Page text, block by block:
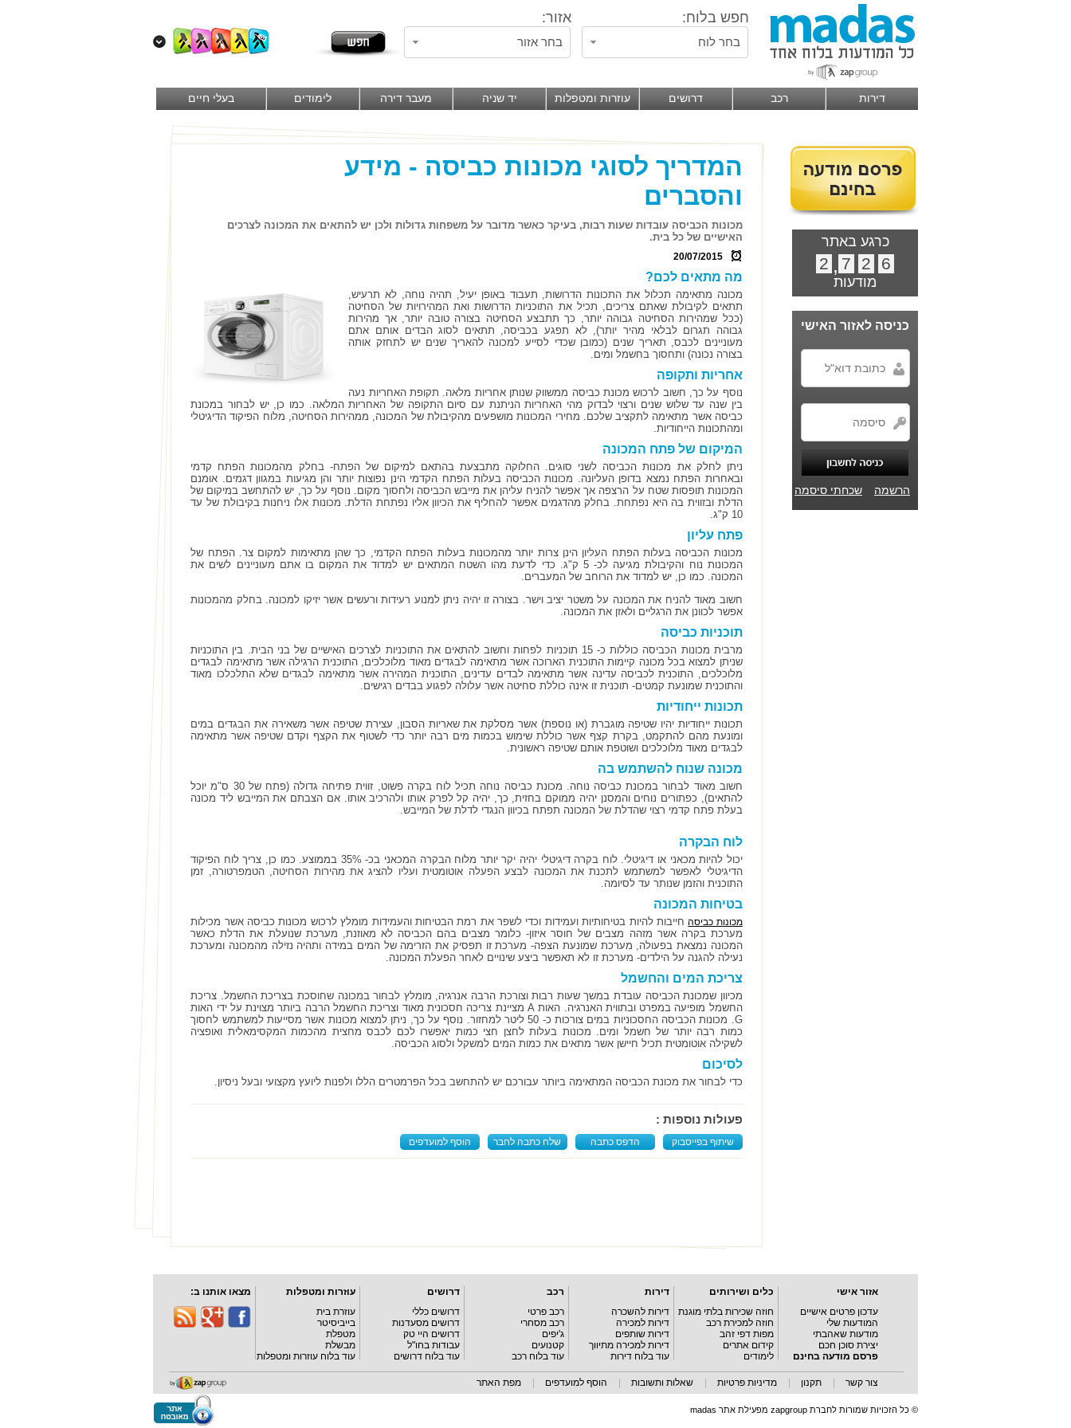
חפש בלוח: אזור:
בחר לוח בחר אזור
דירות רכב דרושים עוזרות ומטפלות יד שניה מעבר דירה לימודים בעלי חיים
כרגע באתר
6
2
7
,
2
מודעות
כניסה לאזור האישי
הרשמה שכחתי סיסמה
המדריך לסוגי מכונות כביסה - מידע
והסברים
מכונות הכביסה עובדות שעות רבות, בעיקר כאשר מדובר על משפחות גדולות ולכן יש להתאים את המכונה לצרכים
האישיים של כל בית.
20/07/2015
מה מתאים לכם?
מכונה מתאימה תכלול את התכונות הדרושות, תעבוד באופן יעיל, תהיה נוחה, לא תרעיש,
תתאים לקיבולת שאתם צריכים, תכיל את התוכניות הדרושות ואת המהירויות של הסחיטה
(ככל שמהירות הסחיטה גבוהה יותר, כך תתבצע הסחיטה בצורה טובה יותר, אך מהירות
גבוהה תגרום לבלאי מהיר יותר), לא תפגע בכביסה, תתאים לסוג הבדים אותם אתם
מעוניינים לכבס, תאריך שנים (כמובן שכדי לסייע למכונה להאריך שנים יש לתחזק אותה
בצורה נכונה) ותחסוך בחשמל ומים.
אחריות ותקופה
נוסף על כך, חשוב לרכוש מכונת כביסה ממשווק שנותן אחריות מלאה. תקופת האחריות נעה
בין שנה עד שלוש שנים ורצוי לבדוק מהי האחריות הניתנת עם סיום התקופה של האחריות המלאה. כמו כן, יש לבחור במכונת
כביסה אשר מתאימה לתקציב שלכם. מחירי המכונות מושפעים מהקיבולת של המכונה, ממהירות הסחיטה, מלוח הפיקוד הדיגיטלי
ומהתכונות הייחודיות.
המיקום של פתח המכונה
ניתן לחלק את מכונות הכביסה לשני סוגים. החלוקה מתבצעת בהתאם למיקום של הפתח- בחלק מהמכונות הפתח קדמי
ובאחרות הפתח נמצא בדופן העליונה. מכונות הכביסה בעלות הפתח הקדמי הינן נפוצות יותר והן מגיעות במגוון דגמים. אומנם
המכונות תופסות שטח על הרצפה אך אפשר להניח עליהן את מייבש הכביסה ולחסוך מקום. נוסף על כך, יש להתחשב במיקום של
הדלת ובזווית בה היא נפתחת. בחלק מהדגמים אפשר להחליף את הכיוון אליו נפתחת הדלת. מכונות אלו ניחנות בקיבולת של עד
10 ק"ג.
פתח עליון
מכונות הכביסה בעלות הפתח העליון הינן צרות יותר מהמכונות בעלות הפתח הקדמי, כך שהן מתאימות למקום צר. הפתח של
המכונות נוח והקיבולת מגיעה לכ- 5 ק"ג. כדי לדעת מהו השטח המתאים יש למדוד את המקום בו אתם מעוניינים לשים את
המכונה. כמו כן, יש למדוד את הרוחב של המעברים.
חשוב מאוד להניח את המכונה על משטר יציב וישר. בצורה זו יהיה ניתן למנוע רעידות ורעשים אשר יזיקו למכונה. בחלק מהמכונות
אפשר לכוונן את הרגליים ולאזן את המכונה.
תוכניות כביסה
מרבית מכונות הכביסה כוללות כ- 15 תוכניות לפחות וחשוב להתאים את התוכניות לצרכים האישיים של בני הבית. בין התוכניות
שניתן למצוא בכל מכונה קיימות התוכנית הארוכה אשר מתאימה לבגדים מאוד מלוכלכים, התוכנית הרגילה אשר מתאימה לבגדים
מלוכלכים, התוכנית לכביסה עדינה אשר מתאימה לבדים עדינים, התוכנית המהירה אשר מתאימה לבגדים שלא התלכלכו מאוד
והתוכנית שמונעת קמטים- תוכנית זו אינה כוללת סחיטה אשר עלולה לפגוע בבדים רגישים.
תכונות ייחודיות
תכונות ייחודיות יהיו שטיפה מוגברת (או נוספת) אשר מסלקת את שאריות הסבון, עצירת שטיפה אשר משאירה את הבגדים במים
ומונעת מהם להתקמט, בקרת קצף אשר כוללת שימוש בכמות מים רבה יותר כדי לשטוף את הקצף וקדם שטיפה אשר מתאימה
לבגדים מאוד מלוכלכים ושוטפת אותם שטיפה ראשונית.
מכונה שנוח להשתמש בה
חשוב מאוד לבחור במכונת כביסה נוחה. מכונת כביסה נוחה תכיל לוח בקרה פשוט, זווית פתיחה גדולה (פתח של 30 ס"מ יוכל
להתאים), כפתורים נוחים והמסנן יהיה ממוקם בחזית, כך, יהיה קל לפרק אותו ולהרכיב אותו. אם הצבתם את המייבש ליד מכונה
בעלת פתח קדמי רצוי שהדלת של המכונה תפתח בכיוון הנגדי לדלת של המייבש.
לוח הבקרה
יכול להיות מכאני או דיגיטלי. לוח בקרה דיגיטלי יהיה יקר יותר מלוח הבקרה המכאני בכ- 35% בממוצע. כמו כן, צריך לוח הפיקוד
הדיגיטלי לאפשר למשתמש לתכנת את המכונה לבצע הפעלה אוטומטית ועליו להציג את מהירות הסחיטה, הטמפרטורה, זמן
התוכנית והזמן שנותר עד לסיומה.
בטיחות המכונה
מכונות כביסהחייבות להיות בטיחותיות ועמידות וכדי לשפר את רמת הבטיחות והעמידות מומלץ לרכוש מכונות כביסה אשר מכילות
מערכת בקרה אשר מזהה מצבים של חוסר איזון- כלומר מצבים בהם הכביסה לא מאוזנת, מערכת שנועלת את הדלת כאשר
המכונה נמצאת בפעולה, מערכת שמונעת הצפה- מערכת זו תפסיק את הזרימה של המים במידה ותהיה נזילה מהמכונה ומערכת
נעילה להגנה על הילדים- מערכת זו לא תאפשר ביצע שינויים לאחר הפעלת המכונה.
צריכת המים והחשמל
מכיוון שמכונת הכביסה עובדת במשך שעות רבות וצורכת הרבה אנרגיה, מומלץ לבחור במכונה שחוסכת בצריכת החשמל. צריכת
החשמל מופיעה במפרט ובתווית האנרגיה. האות A מציינת צריכה חסכונית מאוד וצריכת החשמל הרבה ביותר מצוינת על ידי האות
G. מכונות הכביסה החסכוניות במים צורכות כ- 50 ליטר למחזור. נוסף על כך, ניתן למצוא מכונות אשר מסייעות למשתמש לחסוך
כמות רבה יותר של חשמל ומים. מכונות בעלות לחצן חצי כמות יאפשרו לכם לכבס מחצית מהכמות המקסימאלית ואופציה
לשקילה אוטומטית תכיל חיישן אשר מתאים את כמות המים למשקל ולסוג הכביסה.
לסיכום
כדי לבחור את מכונת הכביסה המתאימה ביותר עבורכם יש להתחשב בכל הפרמטרים הללו ולפנות ליועץ מקצועי ובעל ניסיון.
פעולות נוספות :
שיתוף בפייסבוק הדפס כתבה שלח כתבה לחבר הוסף למועדפים
אזור אישי
עדכון פרטים אישיים
המודעות שלי
מודעות שאהבתי
יצירת סוכן חכם
פרסם מודעה בחינם
כלים ושירותים
חוזה שכירות בלתי מוגנת
חוזה למכירת רכב
מפות דפי זהב
קידום אתרים
לימודים
דירות
דירות להשכרה
דירות למכירה
דירות שותפים
דירות למכירה מתיווך
עוד בלוח דירות
רכב
רכב פרטי
רכב מסחרי
ג'יפים
קטנועים
עוד בלוח רכב
דרושים
דרושים כללי
דרושים מסעדנות
דרושים היי טק
עבודות בחו"ל
עוד בלוח דרושים
עוזרות ומטפלות
עוזרת בית
בייביסיטר
מטפלת
מבשלת
עוד בלוח עוזרות ומטפלות
מצאו אותנו ב:
צור קשר תקנון מדיניות פרטיות שאלות ותשובות הוסף למועדפים מפת האתר
© כל הזכויות שמורות לחברת zapgroup מפעילת אתר madas